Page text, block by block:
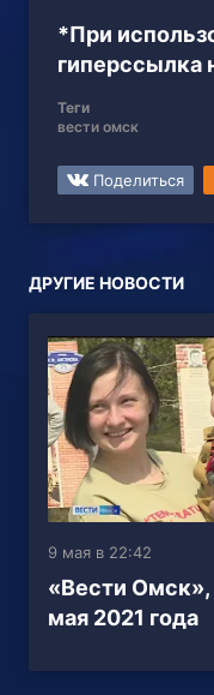
*При
гиперссылка
Теги
вести омск
Поделиться
ДРУГИЕ НОВОСТИ
9 мая в 22:42
«Вести Омск»,
мая 2021 года